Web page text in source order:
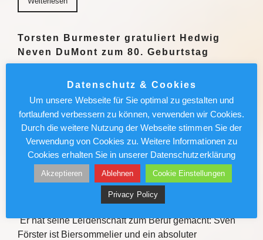
Torsten Burmester gratuliert Hedwig
Neven DuMont zum 80. Geburtstag
seit Jahrzehnten für Kinder und Jugendliche ein
Weiterlesen
Weiterlesen
Sven Förster ist Biersommelier:
„Schmeckt mir nicht, akzeptiere ich
Er hat seine Leidenschaft zum Beruf gemacht: Sven
Förster ist Biersommelier und ein absoluter
Datenschutz & Cookies
Um unsere Webseite für Sie optimal zu gestalten und
fortlaufend verbessern zu können, verwenden wir Cookies.
Durch die weitere Nutzung der Webseite stimmen Sie der
Verwendung von Cookies zu. Weitere Informationen zu
Cookies erhalten Sie in unserer Datenschutzerklärung
Akzeptieren Ablehnen Cookie Einstellungen
Privacy Policy